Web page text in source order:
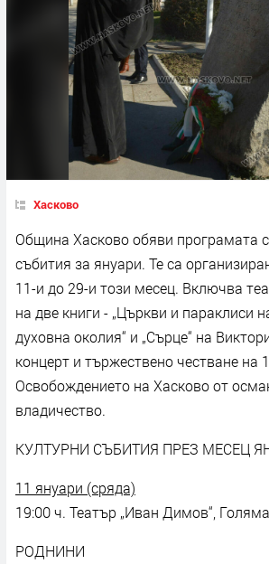
Хасково
Община Хасково обяви програмата
събития за януари. Те са
11-и до 29-и този месец. Включва
на две книги - „Църкви и параклиси
духовна околия“ и „Сърце“ на
концерт и тържествено честване на
Освобождението на Хасково от
владичество.
КУЛТУРНИ СЪБИТИЯ ПРЕЗ МЕСЕЦ
11 януари (сряда)
19:00 ч. Театър „Иван Димов“,
РОДНИНИ